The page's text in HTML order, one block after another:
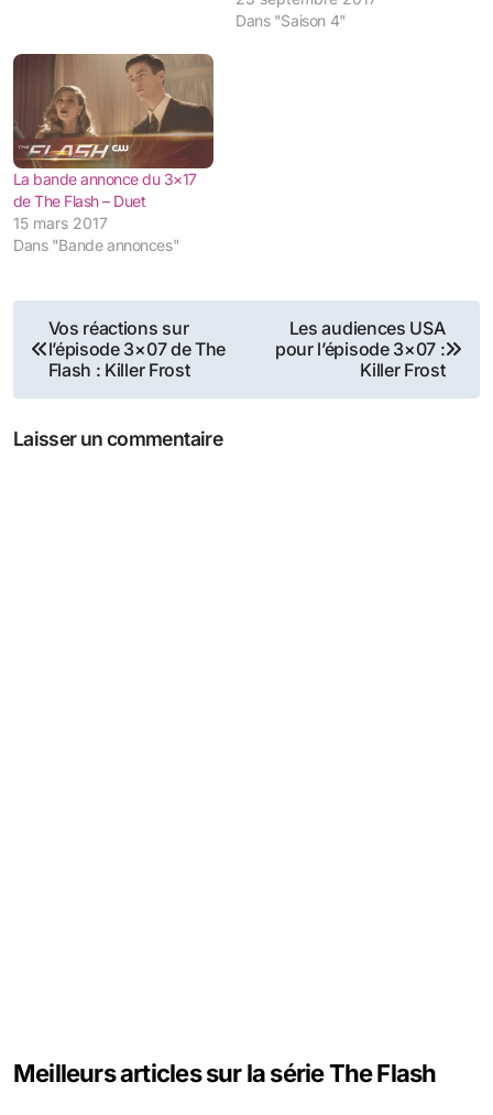
Dans "Saison 4"
La bande annonce du 3×17
de The Flash – Duet
15 mars 2017
Dans "Bande annonces"
Navigation
de
l’article
Vos réactions sur
l’épisode 3×07 de The
Flash : Killer Frost
Les audiences USA
pour l’épisode 3×07 :
Killer Frost
Laisser un commentaire
Meilleurs articles sur la série The Flash